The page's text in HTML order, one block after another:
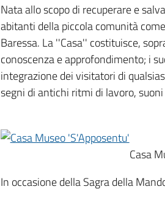
Nata allo scopo di recuperare e
abitanti della piccola comunità
Baressa. La ''Casa'' costituisce,
conoscenza e approfondimento; i
integrazione dei visitatori di
segni di antichi ritmi di lavoro,
Casa
In occasione della Sagra della